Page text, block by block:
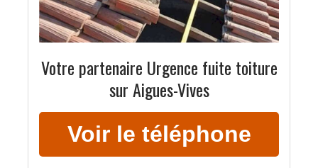
Votre partenaire Urgence fuite toiture
sur Aigues-Vives